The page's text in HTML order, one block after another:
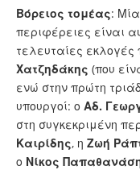
Βόρειος τομέας:
περιφέρειες είναι
τελευταίες
Χατζηδάκης (που
ενώ στην πρώτη
υπουργοί: ο Αδ.
στη συγκεκριμένη
Καιρίδης, η Ζωή
ο Νίκος